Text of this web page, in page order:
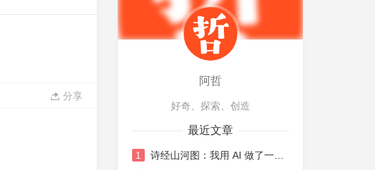
分享
阿哲
好奇、探索、创造
最近文章
1 诗经山河图：我用 AI 做了一张《诗经》地图